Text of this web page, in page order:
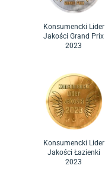
Konsumencki Lider
Jakości Grand Prix
2023
Konsumencki Lider
Jakości Łazienki
2023